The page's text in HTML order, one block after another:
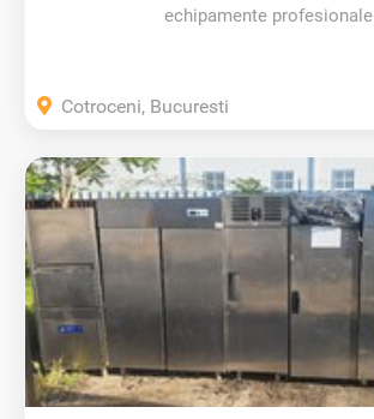
echipamente profesionale
Cotroceni, Bucuresti